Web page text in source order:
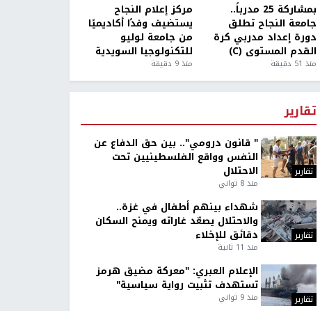
بمشاركة 25 مدرباً..
جامعة النجاح تطلق
دورة إعداد مدربي كرة
القدم المستوى (C)
منذ 51 دقيقة
مركز إعلام النجاح
يستضيف وفدًا أكاديميًا
من جامعة لوليو
للتكنولوجيا السويدية
منذ 9 دقيقة
تقارير
تقارير
" قانون درومي".. بين حق الدفاع عن
النفس وواقع الفلسطينيين تحت
الاحتلال
منذ 8 ثواني
تقارير
شهداء بينهم أطفال في غزة..
والاحتلال يصعّد غاراته ويمنح السكان
دقائق للإخلاء
منذ 11 ثانية
تقارير
الإعلام العبري: "معركة مضيق هرمز
تستهدف تثبيت رواية سياسية"
منذ 9 ثواني